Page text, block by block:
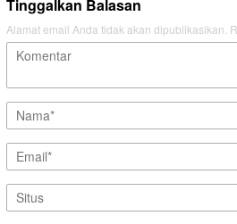
Tinggalkan Balasan
Alamat email Anda tidak akan dipublikasikan.